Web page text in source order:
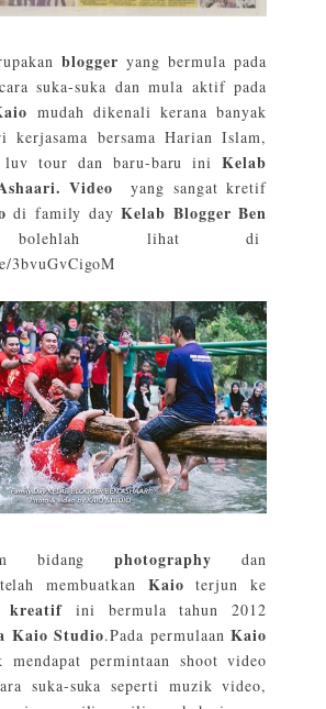
blogger yang bermula pada
suka-suka dan mula aktif pada
mudah dikenali kerana banyak
kerjasama bersama Harian Islam,
tour dan baru-baru iniKelab
Videoyang sangat kretif
di family dayKelab Blogger Ben
lihat di
3bvuGvCigoM
bidangphotography dan
membuatkan Kaio terjun ke
kreatif ini bermula tahun 2012
Kaio Studio.Pada permulaanKaio
mendapat permintaan shoot video
suka-suka seperti muzik video,